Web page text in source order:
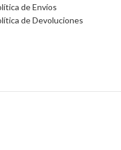
de Envíos
de Devoluciones